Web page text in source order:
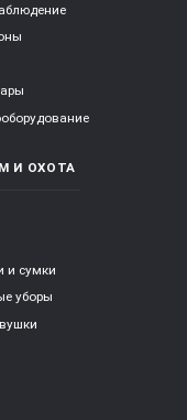
И ОХОТА
и сумки
уборы